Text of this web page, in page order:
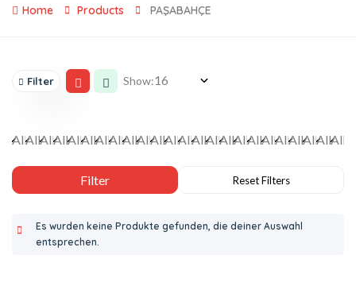
Home Products PAŞABAHÇE
Filter Show:
Es wurden keine Produkte gefunden, die deiner Auswahl
entsprechen.